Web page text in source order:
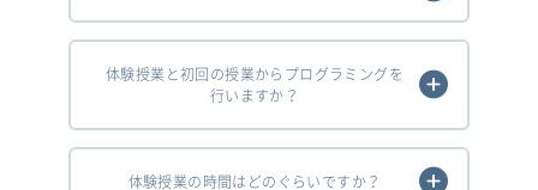
体験授業と初回の授業からプログラミングを
行いますか？
体験授業の時間はどのぐらいですか？